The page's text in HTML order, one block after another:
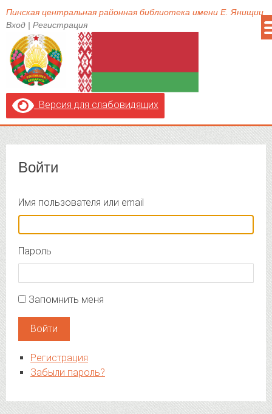
Пинская центральная районная библиотека имени Е. Янищиц
Вход | Регистрация
Версия для слабовидящих
Войти
Имя пользователя или email
Пароль
Запомнить меня
Войти
Регистрация
Забыли пароль?